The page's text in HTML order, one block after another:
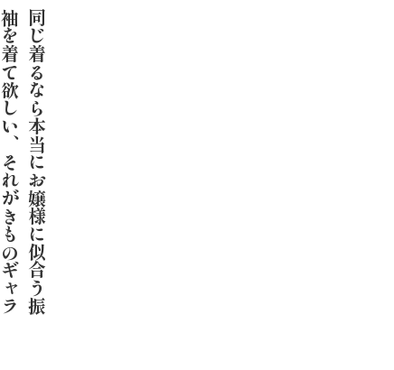
同
じ
着
る
な
ら
本
当
に
お
嬢
様
に
似
合
う
振
袖
を
着
て
欲
し
い
、
そ
れ
が
き
も
の
ギ
ャ
ラ
リ
ー
本
嶋
の
想
い
で
す
。
着
物
の
柄
選
び
か
ら
帯
、
帯
ジ
メ
、
帯
揚
げ
、
重
ね
衿
、
オ
リ
ジ
ナ
ル
小
物
ま
で
お
嬢
様
を
最
高
に
光
ら
せ
る
コ
ー
デ
ィ
ネ
ー
ト
を
心
が
け
て
お
り
ま
す